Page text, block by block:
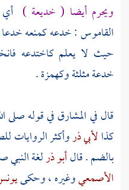
ويحرم أيضا ( خديعة )
القاموس : خدعه كمنعه خدعا
حيث لا يعلم كاختدعه
خدعة مثلثة وكهمزة .
قال في المشارق في قوله صلى
كذالأبي ذروأكثر الروايات
بالضم . قالأبو ذرلغة النبي
الأصمعيوغيره ، وحكى